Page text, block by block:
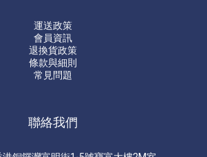
運送政策
會員資訊
退換貨政策
條款與細則
常見問題
聯絡我們